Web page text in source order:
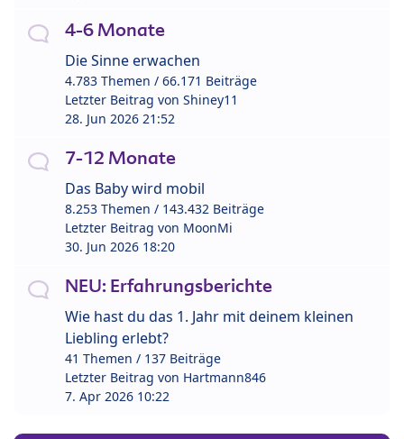
4-6 Monate
Die Sinne erwachen
4.783 Themen / 66.171 Beiträge
Letzter Beitrag von Shiney11
28. Jun 2026 21:52
7-12 Monate
Das Baby wird mobil
8.253 Themen / 143.432 Beiträge
Letzter Beitrag von MoonMi
30. Jun 2026 18:20
NEU: Erfahrungsberichte
Wie hast du das 1. Jahr mit deinem kleinen
Liebling erlebt?
41 Themen / 137 Beiträge
Letzter Beitrag von Hartmann846
7. Apr 2026 10:22